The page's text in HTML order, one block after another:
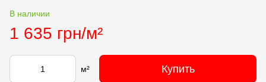
В наличии
1 635 грн/м²
м² Купить